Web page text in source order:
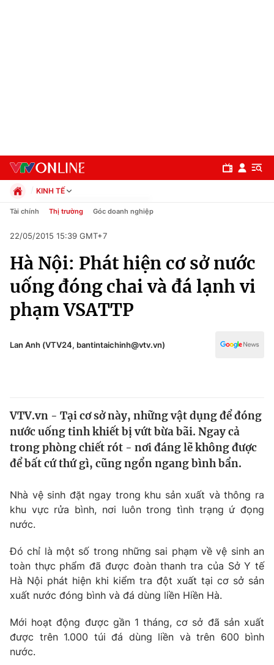
Chuyên mục
Chính trị
Xã hội
Pháp luật
Thế giới
Tin tức
Thế giới đó đây
Câu chuyện quốc tế
Kinh tế
Thị trường
Góc doanh nghiệp
Dữ liệu và đời sống
Truyền hình
Phim VTV
Hậu trường
Nhân vật
Khán giả
Giải sao mai
Giải trí
Điện ảnh
Sao
Đời sống
Du lịch
Làm đẹp
Giáo dục
Tuyển sinh
KINH TẾ
Chính trị
Pháp luật
Kinh tế
Thể thao
Truyền hình
Văn hóa - Giải trí
Công nghệ
Tài chính Thị trường Góc doanh nghiệp
22/05/2015 15:39 GMT+7
Hà Nội: Phát hiện cơ sở nước
uống đóng chai và đá lạnh vi
phạm VSATTP
Lan Anh (VTV24, bantintaichinh@vtv.vn)
VTV.vn - Tại cơ sở này, những vật dụng để đóng
nước uống tinh khiết bị vứt bừa bãi. Ngay cả
trong phòng chiết rót - nơi đáng lẽ không được
để bất cứ thứ gì, cũng ngổn ngang bình bẩn.
Nhà vệ sinh đặt ngay trong khu sản xuất và thông ra
khu vực rửa bình, nơi luôn trong tình trạng ứ đọng
nước.
Đó chỉ là một số trong những sai phạm về vệ sinh an
toàn thực phẩm đã được đoàn thanh tra của Sở Y tế
Hà Nội phát hiện khi kiểm tra đột xuất tại cơ sở sản
xuất nước đóng bình và đá dùng liền Hiền Hà.
Mới hoạt động được gần 1 tháng, cơ sở đã sản xuất
được trên 1.000 túi đá dùng liền và trên 600 bình
nước.